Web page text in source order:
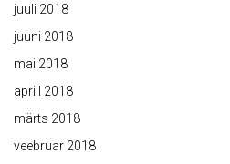
juuli 2018
juuni 2018
mai 2018
aprill 2018
märts 2018
veebruar 2018